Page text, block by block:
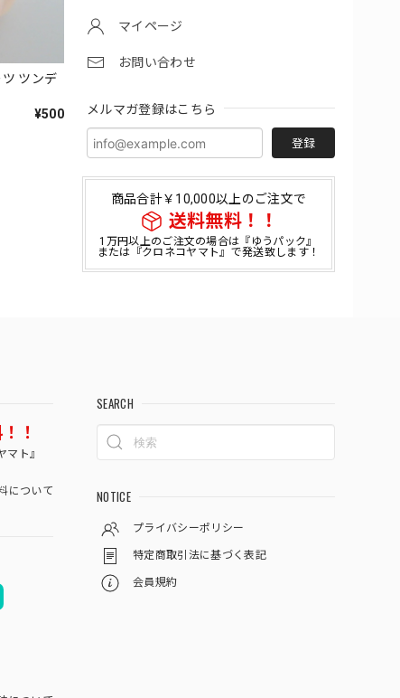
マイページ
お問い合わせ
メルマガ登録はこちら
登録
商品合計￥10,000以上のご注文で
送料無料！！
1万円以上のご注文の場合は『ゆうパック』
または『クロネコヤマト』で発送致します！
ツ ツンデ
¥500
！
ト』
について
SEARCH
NOTICE
プライバシーポリシー
特定商取引法に基づく表記
会員規約